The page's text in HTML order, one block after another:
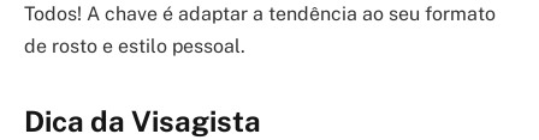
Todos! A chave é adaptar a tendência ao seu formato
de rosto e estilo pessoal.
Dica da Visagista